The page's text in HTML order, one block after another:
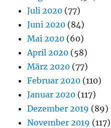
Juli 2020 (77)
Juni 2020 (84)
Mai 2020 (60)
April 2020 (58)
März 2020 (77)
Februar 2020 (110)
Januar 2020 (117)
Dezember 2019 (89)
November 2019 (117)